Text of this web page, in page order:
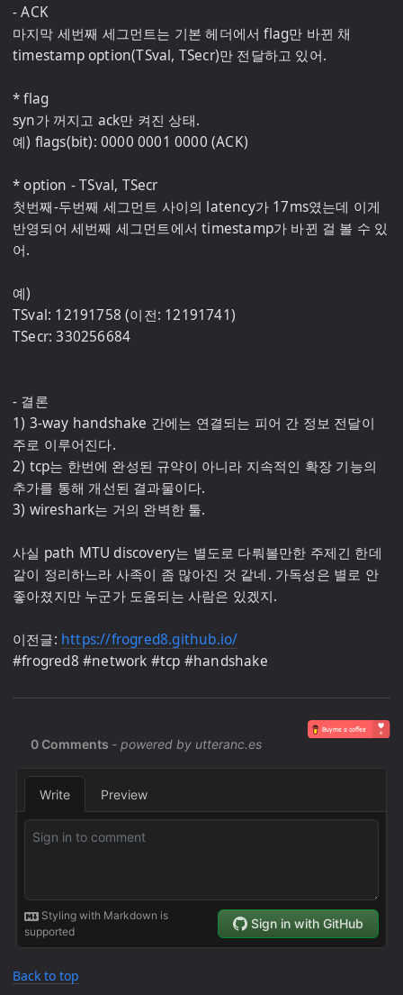
- ACK
마지막 세번째 세그먼트는 기본 헤더에서 flag만 바뀐 채
timestamp option(TSval, TSecr)만 전달하고 있어.
* flag
syn가 꺼지고 ack만 켜진 상태.
예) flags(bit): 0000 0001 0000 (ACK)
* option - TSval, TSecr
첫번째-두번째 세그먼트 사이의 latency가 17ms였는데 이게
반영되어 세번째 세그먼트에서 timestamp가 바뀐 걸 볼 수 있
어.
예)
TSval: 12191758 (이전: 12191741)
TSecr: 330256684
- 결론
1) 3-way handshake 간에는 연결되는 피어 간 정보 전달이
주로 이루어진다.
2) tcp는 한번에 완성된 규약이 아니라 지속적인 확장 기능의
추가를 통해 개선된 결과물이다.
3) wireshark는 거의 완벽한 툴.
사실 path MTU discovery는 별도로 다뤄볼만한 주제긴 한데
같이 정리하느라 사족이 좀 많아진 것 같네. 가독성은 별로 안
좋아졌지만 누군가 도움되는 사람은 있겠지.
이전글: https://frogred8.github.io/
Back to top